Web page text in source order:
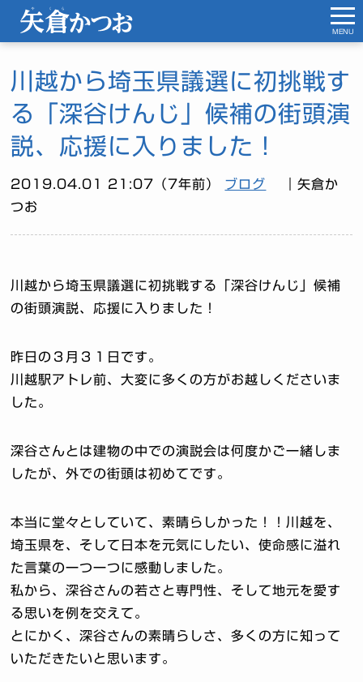
川越から埼玉県議選に初挑戦す
る「深谷けんじ」候補の街頭演
説、応援に入りました！
2019.04.01 21:07（7年前） ブログ
｜矢倉か
つお
川越から埼玉県議選に初挑戦する「深谷けんじ」候補
の街頭演説、応援に入りました！
昨日の３月３１日です。
川越駅アトレ前、大変に多くの方がお越しくださいま
した。
深谷さんとは建物の中での演説会は何度かご一緒しま
したが、外での街頭は初めてです。
本当に堂々としていて、素晴らしかった！！川越を、
埼玉県を、そして日本を元気にしたい、使命感に溢れ
た言葉の一つ一つに感動しました。
私から、深谷さんの若さと専門性、そして地元を愛す
る思いを例を交えて。
とにかく、深谷さんの素晴らしさ、多くの方に知って
いただきたいと思います。
MENU